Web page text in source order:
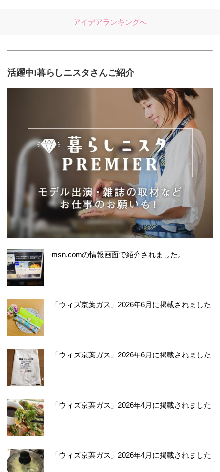
アイデアランキングへ
活躍中!暮らしニスタさんご紹介
msn.comの情報画面で紹介されました。
「ウィズ京葉ガス」2026年6月に掲載されました
「ウィズ京葉ガス」2026年6月に掲載されました
「ウィズ京葉ガス」2026年4月に掲載されました
「ウィズ京葉ガス」2026年4月に掲載されました